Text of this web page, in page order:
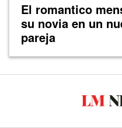
El romantico
su novia en un
pareja